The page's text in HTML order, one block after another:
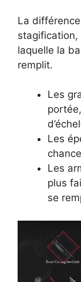
La
stagification,
laquelle la
remplit.
Les
Les
Les
plus
se